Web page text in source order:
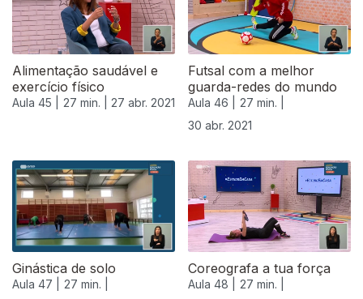
Alimentação saudável e
exercício físico
Aula 45 | 27 min. | 27 abr. 2021
Futsal com a melhor
guarda-redes do mundo
Aula 46 |
27 min. |
30 abr. 2021
Ginástica de solo
Aula 47 |
27 min. |
Coreografa a tua força
Aula 48 |
27 min. |
542350